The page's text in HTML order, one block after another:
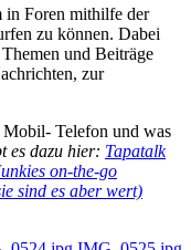
in Foren mithilfe der
zu können. Dabei
und Beiträge
zur
Telefon und was
es dazu hier: Tapatalk
on-the-go
sind es aber wert)